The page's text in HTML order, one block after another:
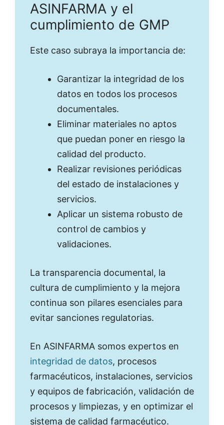
ASINFARMA y el
cumplimiento de GMP
Este caso subraya la importancia de:
Garantizar la integridad de los
datos en todos los procesos
documentales.
Eliminar materiales no aptos
que puedan poner en riesgo la
calidad del producto.
Realizar revisiones periódicas
del estado de instalaciones y
servicios.
Aplicar un sistema robusto de
control de cambios y
validaciones.
La transparencia documental, la
cultura de cumplimiento y la mejora
continua son pilares esenciales para
evitar sanciones regulatorias.
En ASINFARMA somos expertos en
integridad de datos, procesos
farmacéuticos, instalaciones, servicios
y equipos de fabricación, validación de
procesos y limpiezas, y en optimizar el
sistema de calidad farmacéutico.